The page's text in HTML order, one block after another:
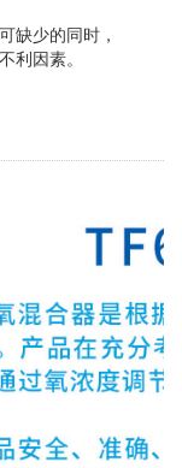
缺少的同时，
利因素。